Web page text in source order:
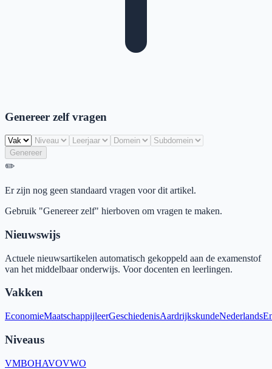
Genereer zelf vragen
Genereer
✏️
Er zijn nog geen standaard vragen voor dit artikel.
Gebruik "Genereer zelf" hierboven om vragen te maken.
Nieuwswijs
Actuele nieuwsartikelen automatisch gekoppeld aan de examenstof
van het middelbaar onderwijs. Voor docenten en leerlingen.
Vakken
EconomieMaatschappijleerGeschiedenisAardrijkskundeNederlands
Niveaus
VMBOHAVOVWO